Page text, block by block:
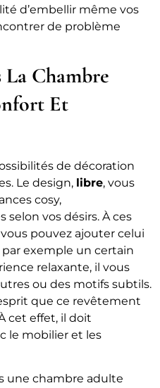
d’embellir même vos
de problème
Chambre
Et
de décoration
Le design, libre, vous
cosy,
vos désirs. À ces
pouvez ajouter celui
par exemple un certain
relaxante, il vous
ou des motifs subtils.
que ce revêtement
cet effet, il doit
le mobilier et les
une chambre adulte